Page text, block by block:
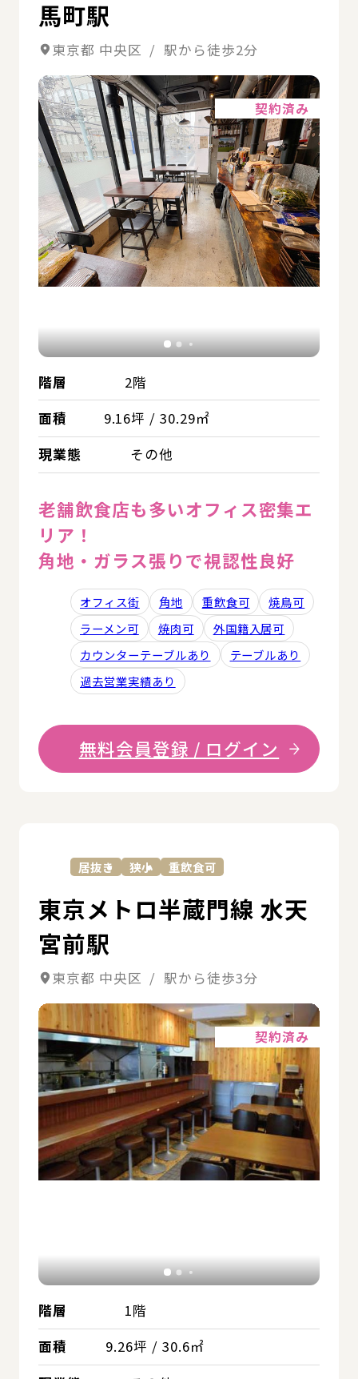
馬町駅
東京都 中央区 / 駅から徒歩2分
契約済み
階層
2階
面積
9.16坪 / 30.29㎡
現業態
その他
老舗飲食店も多いオフィス密集エ
リア！
角地・ガラス張りで視認性良好
オフィス街 角地 重飲食可
焼鳥可
ラーメン可
焼肉可
外国籍入居可
カウンターテーブルあり
テーブルあり
過去営業実績あり
無料会員登録 / ログイン
居抜き 狭小 重飲食可
東京メトロ半蔵門線 水天
宮前駅
東京都 中央区 / 駅から徒歩3分
契約済み
階層
1階
面積
9.26坪 / 30.6㎡